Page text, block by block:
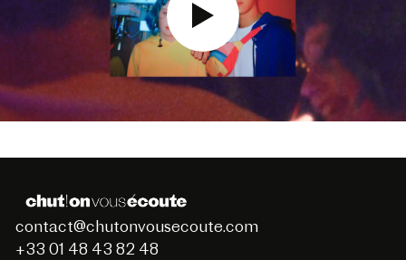
contact@chutonvousecoute.com
+33 01 48 43 82 48